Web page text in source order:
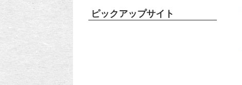
ピックアップサイト